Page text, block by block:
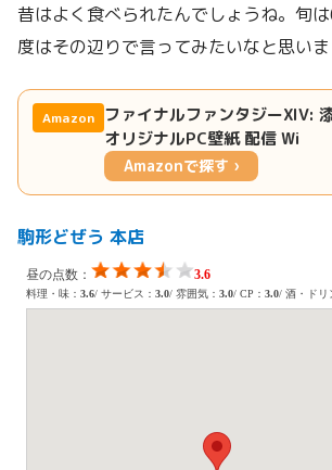
昔はよく食べられたんでしょうね。旬
度はその辺りで言ってみたいなと思いま
Amazon ファイナルファンタジーXIV:
オリジナルPC壁紙 配信 Wi
Amazonで探す ›
駒形どぜう 本店